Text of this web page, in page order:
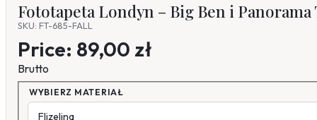
Fototapeta Londyn – Big Ben i Panorama
SKU: FT-685-FALL
Price: 89,00 zł
Brutto
WYBIERZ MATERIAŁ